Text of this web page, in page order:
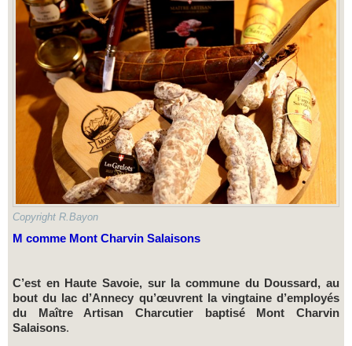
Copyright R.Bayon
M comme Mont Charvin Salaisons
C’est en Haute Savoie, sur la commune du Doussard, au
bout du lac d’Annecy qu’œuvrent la vingtaine d’employés
du Maître Artisan Charcutier baptisé Mont Charvin
Salaisons.